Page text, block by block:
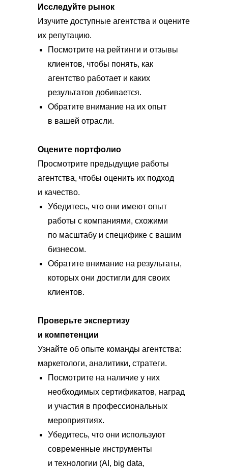
Исследуйте рынок
Изучите доступные агентства и оцените
их репутацию.
Посмотрите на рейтинги и отзывы
клиентов, чтобы понять, как
агентство работает и каких
результатов добивается.
Обратите внимание на их опыт
в вашей отрасли.
Оцените портфолио
Просмотрите предыдущие работы
агентства, чтобы оценить их подход
и качество.
Убедитесь, что они имеют опыт
работы с компаниями, схожими
по масштабу и специфике с вашим
бизнесом.
Обратите внимание на результаты,
которых они достигли для своих
клиентов.
Проверьте экспертизу
и компетенции
Узнайте об опыте команды агентства:
маркетологи, аналитики, стратеги.
Посмотрите на наличие у них
необходимых сертификатов, наград
и участия в профессиональных
мероприятиях.
Убедитесь, что они используют
современные инструменты
и технологии (AI, big data,